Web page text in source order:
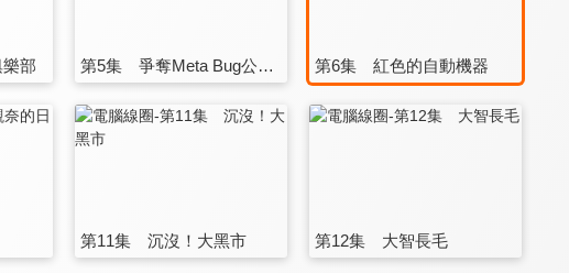
部 第5集 爭奪Meta Bug公車之旅 第6集 紅色的自動機器
第11集 沉沒！大黑市 第12集 大智長毛